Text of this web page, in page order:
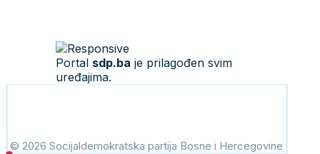
Portal sdp.ba je prilagođen svim
uređajima.
© 2026 Socijaldemokratska partija Bosne i Hercegovine